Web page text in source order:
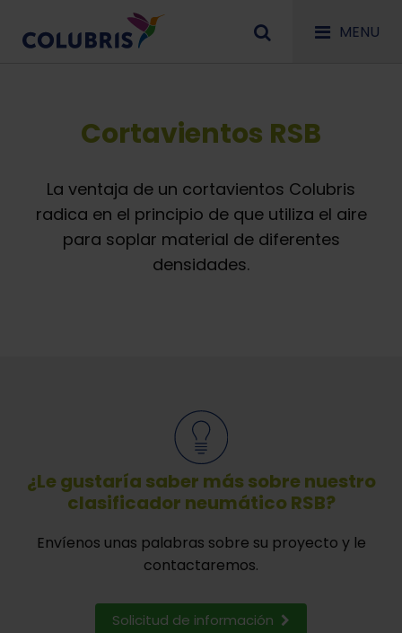
MENU
Cortavientos RSB
La ventaja de un cortavientos Colubris
radica en el principio de que utiliza el aire
para soplar material de diferentes
densidades.
¿Le gustaría saber más sobre nuestro
clasificador neumático RSB?
Envíenos unas palabras sobre su proyecto y le
contactaremos.
Solicitud de información